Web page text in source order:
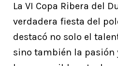
La VI Copa Ribera del
verdadera fiesta del
destacó no solo el
sino también la pasión